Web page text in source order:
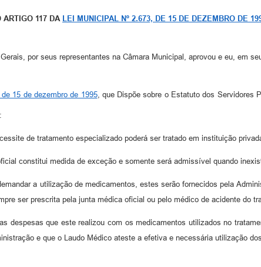
ARTIGO 117 DA LEI MUNICIPAL Nº 2.673, DE 15 DE DEZEMBRO DE
por seus representantes na Câmara Municipal, aprovou e eu, em
15 de dezembro de 1995, que Dispõe sobre o Estatuto dos Servidores
de tratamento especializado poderá ser tratado em instituição
constitui medida de exceção e somente será admissível quando
a utilização de medicamentos, estes serão fornecidos pela
ser prescrita pela junta médica oficial ou pelo médico de acidente do
despesas que este realizou com os medicamentos utilizados no
e que o Laudo Médico ateste a efetiva e necessária utilização